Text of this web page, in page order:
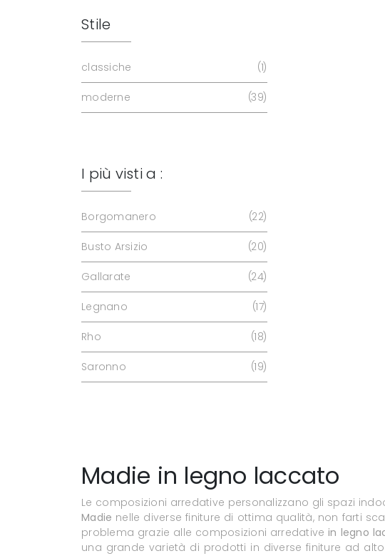
Stile
classiche 1
moderne 39
I più visti a :
Borgomanero 22
Busto Arsizio 20
Gallarate 24
Legnano 17
Rho 18
Saronno 19
Madie in legno laccato
Le composizioni arredative personalizzano gli spazi
Madie nelle diverse finiture di ottima qualità, non farti
problema grazie alle composizioni arredativein legno
una grande varietà di prodotti in diverse finiture ad